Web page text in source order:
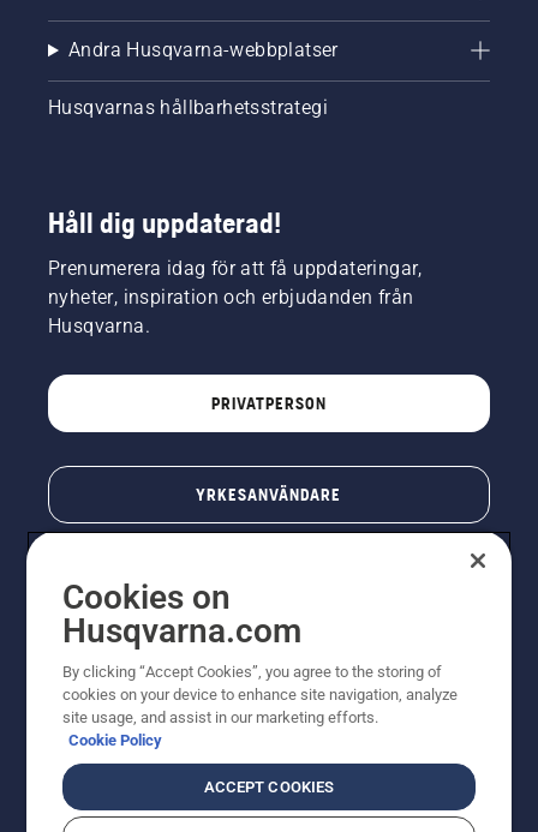
Andra Husqvarna-webbplatser
Husqvarnas hållbarhetsstrategi
Håll dig uppdaterad!
Prenumerera idag för att få uppdateringar,
nyheter, inspiration och erbjudanden från
Husqvarna.
PRIVATPERSON
YRKESANVÄNDARE
© Husqvarna AB (publ). All rights reserved. Priserna
som visas är rekommenderade cirkapriser. Alla angivna
priser är rekommenderade försäljningspriser (inkl.
moms) om inte produkten är tillgänglig för direkt köp.
Cookies on
Husqvarna.com
By clicking “Accept Cookies”, you agree to the storing of
cookies on your device to enhance site navigation, analyze
site usage, and assist in our marketing efforts.
Cookie Policy
ACCEPT COOKIES